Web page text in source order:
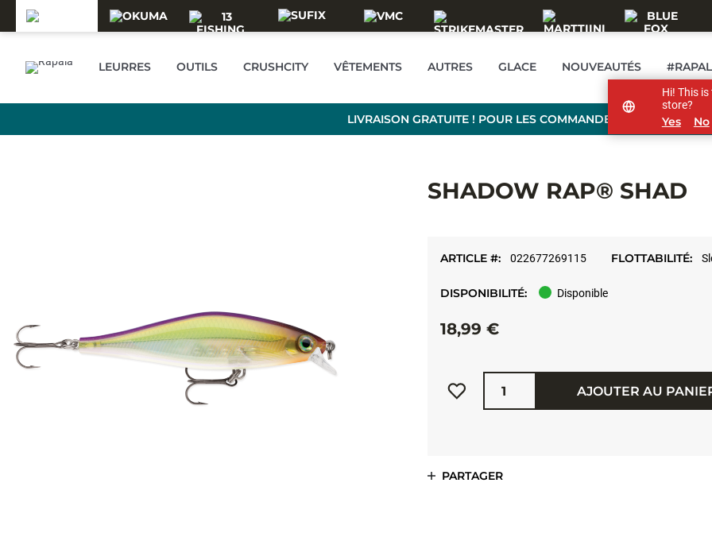
LEURRES OUTILS CRUSHCITY VÊTEMENTS AUTRES GLACE NOUVEAUTÉS
LIVRAISON GRATUITE ! POUR LES COMMANDES DE PLUS DE
SHADOW RAP® SHAD
ARTICLE #: 022677269115 FLOTTABILITÉ:
DISPONIBILITÉ: Disponible
18,99 €
Quantité
AJOUTER AU
PARTAGER
Hi! This
store?
Yes No